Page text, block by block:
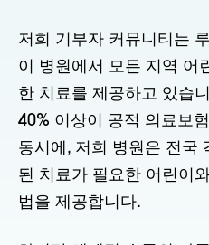
저희 기부자 커뮤니티는
이 병원에서 모든 지역 어
한 치료를 제공하고 있습
40% 이상이 공적 의료보
동시에, 저희 병원은 전국
된 치료가 필요한 어린이
법을 제공합니다.